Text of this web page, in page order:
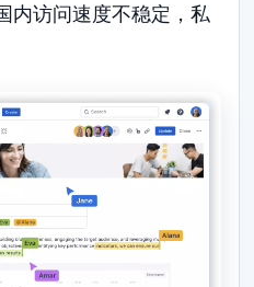
内访问速度不稳定，私